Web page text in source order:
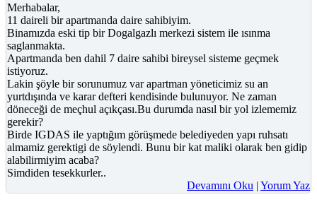
Merhabalar,
11 daireli bir apartmanda daire sahibiyim.
Binamızda eski tip bir Dogalgazlı merkezi sistem ile ısınma
saglanmakta.
Apartmanda ben dahil 7 daire sahibi bireysel sisteme geçmek
istiyoruz.
Lakin şöyle bir sorunumuz var apartman yöneticimiz su an
yurtdışında ve karar defteri kendisinde bulunuyor. Ne zaman
döneceği de meçhul açıkçası.Bu durumda nasıl bir yol izlememiz
gerekir?
Birde IGDAS ile yaptığım görüşmede belediyeden yapı ruhsatı
almamiz gerektigi de söylendi. Bunu bir kat maliki olarak ben gidip
alabilirmiyim acaba?
Simdiden tesekkurler..
Devamını Oku | Yorum Yaz